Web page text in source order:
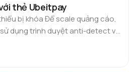
thẻ Ubeitpay
bị khóa Để scale quảng cáo,
dụng trình duyệt anti-detect và
nền tảng lớn không…